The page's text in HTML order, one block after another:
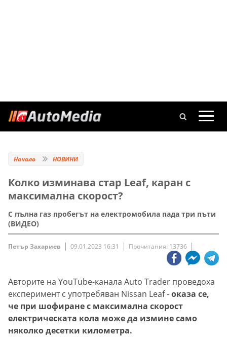
Начало НОВИНИ
Колко изминава стар Leaf, каран с
максимална скорост?
С пълна газ пробегът на електромобила пада три пъти
(ВИДЕО)
Петър Захариев 09.01.2023 16:31 Прочитания: 13736
Авторите на YouTube-канала Auto Trader проведоха
експеримент с употребяван Nissan Leaf -оказа се,
че при шофиране с максимална скорост
електрическата кола може да измине само
няколко десетки километра.